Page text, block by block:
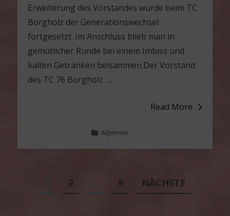
Erweiterung des Vorstandes wurde beim TC
Borgholz der Generationswechsel
fortgesetzt. Im Anschluss blieb man in
gemütlicher Runde bei einem Imbiss und
kalten Getränken beisammen.Der Vorstand
des TC 76 Borgholz ...
Read More
Allgemein
Seitennummerierung
1 2 … 5 NÄCHSTE